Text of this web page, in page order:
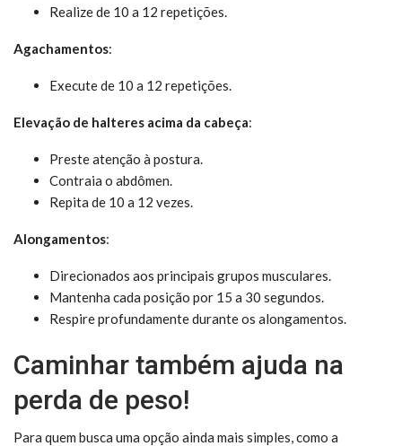
Realize de 10 a 12 repetições.
Agachamentos:
Execute de 10 a 12 repetições.
Elevação de halteres acima da cabeça:
Preste atenção à postura.
Contraia o abdômen.
Repita de 10 a 12 vezes.
Alongamentos:
Direcionados aos principais grupos musculares.
Mantenha cada posição por 15 a 30 segundos.
Respire profundamente durante os alongamentos.
Caminhar também ajuda na
perda de peso!
Para quem busca uma opção ainda mais simples, como a